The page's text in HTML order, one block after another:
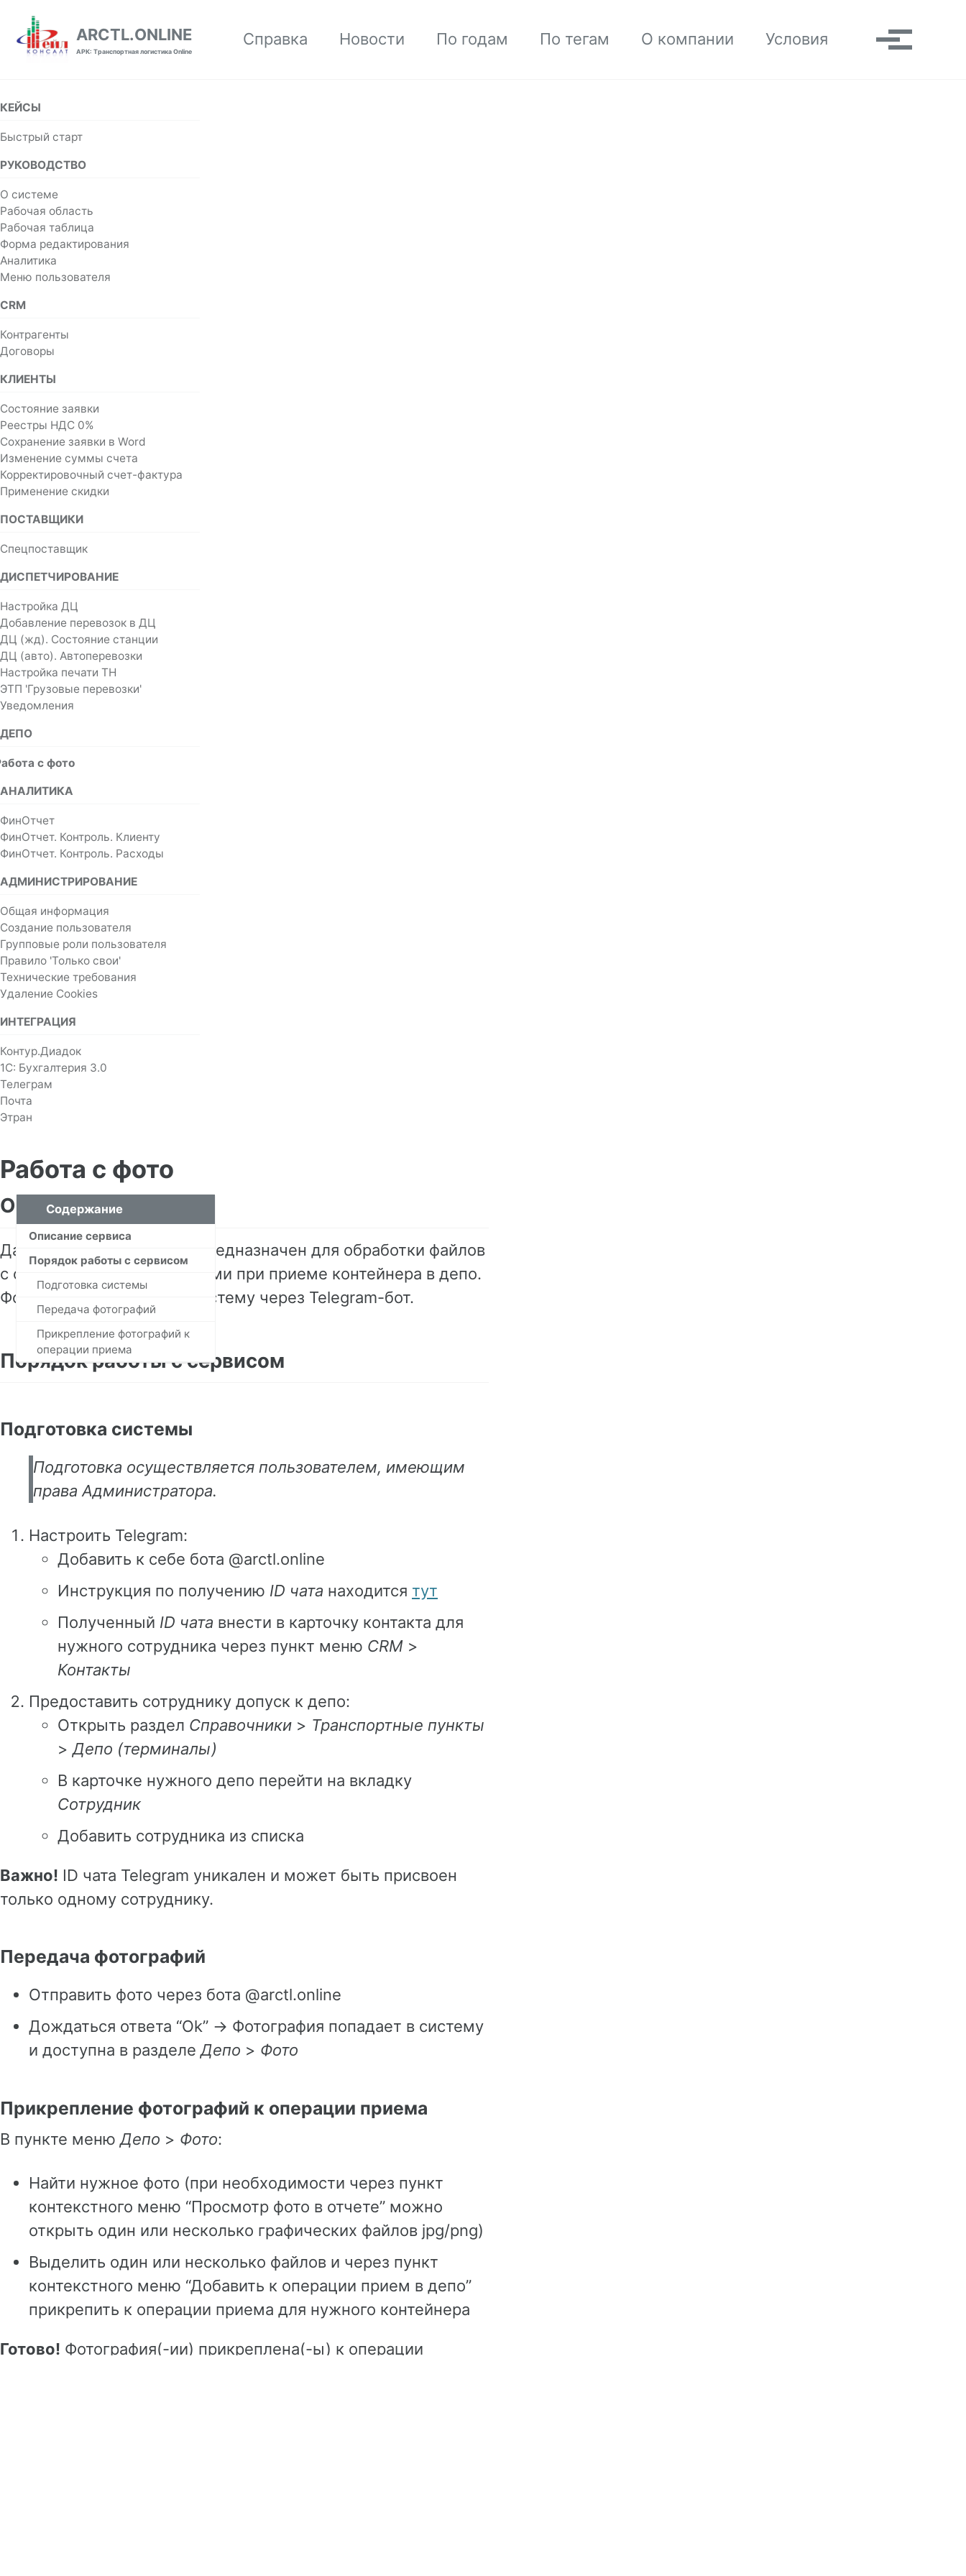
ARCTL.ONLINE
АРК: Транспортная логистика Online
Справка Новости По годам По тегам О компании Условия Toggle search
КЕЙСЫ
Быстрый старт
РУКОВОДСТВО
О системе
Рабочая область
Рабочая таблица
Форма редактирования
Аналитика
Меню пользователя
CRM
Контрагенты
Договоры
КЛИЕНТЫ
Состояние заявки
Реестры НДС 0%
Сохранение заявки в Word
Изменение суммы счета
Корректировочный счет-фактура
Применение скидки
ПОСТАВЩИКИ
Спецпоставщик
ДИСПЕТЧИРОВАНИЕ
Настройка ДЦ
Добавление перевозок в ДЦ
ДЦ (жд). Состояние станции
ДЦ (авто). Автоперевозки
Настройка печати ТН
ЭТП 'Грузовые перевозки'
Уведомления
ДЕПО
с фото
АНАЛИТИКА
ФинОтчет
ФинОтчет. Контроль. Клиенту
ФинОтчет. Контроль. Расходы
АДМИНИСТРИРОВАНИЕ
Общая информация
Создание пользователя
Групповые роли пользователя
Правило 'Только свои'
Технические требования
Удаление Cookies
ИНТЕГРАЦИЯ
Контур.Диадок
1С: Бухгалтерия 3.0
Телеграм
Почта
Этран
Работа с фото
Содержание
Описание сервиса
Порядок работы с сервисом
Подготовка системы
Передача фотографий
Прикрепление фотографий к
операции приема
Описание сервиса
Данный раздел системы предназначен для обработки файлов
с фотографиями, сделанными при приеме контейнера в депо.
Фотографии попадают в систему через Telegram-бот.
Порядок работы с сервисом
Подготовка системы
Подготовка осуществляется пользователем, имеющим
права Администратора.
Настроить Telegram:
Добавить к себе бота @arctl.online
Инструкция по получению ID чата находится тут
Полученный ID чата внести в карточку контакта для
нужного сотрудника через пункт меню CRM >
Контакты
Предоставить сотруднику допуск к депо:
Открыть раздел Справочники > Транспортные пункты
>Депо (терминалы)
В карточке нужного депо перейти на вкладку
Сотрудник
Добавить сотрудника из списка
Важно! ID чата Telegram уникален и может быть присвоен
только одному сотруднику.
Передача фотографий
Отправить фото через бота @arctl.online
Дождаться ответа “Ok” -> Фотография попадает в систему
и доступна в разделеДепо > Фото
Прикрепление фотографий к операции приема
В пункте менюДепо > Фото:
Найти нужное фото (при необходимости через пункт
контекстного меню “Просмотр фото в отчете” можно
открыть один или несколько графических файлов jpg/png)
Выделить один или несколько файлов и через пункт
контекстного меню “Добавить к операции прием в депо”
прикрепить к операции приема для нужного контейнера
Готово! Фотография(-ии) прикреплена(-ы) к операции